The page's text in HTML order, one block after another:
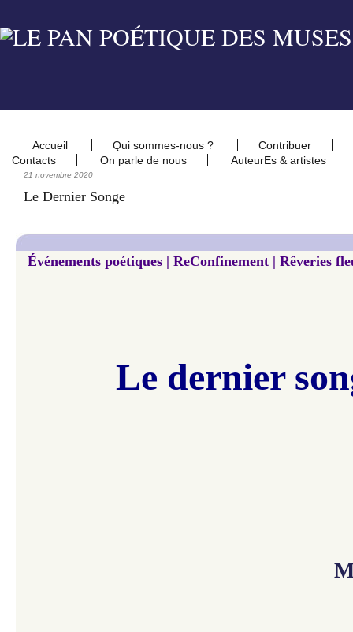
Accueil Qui sommes-nous ?
Contribuer
Contacts
On parle de nous AuteurEs & artistes
21 novembre 2020
Le Dernier Songe
Événements poétiques | ReConfinement | Rêveries
Le dernier